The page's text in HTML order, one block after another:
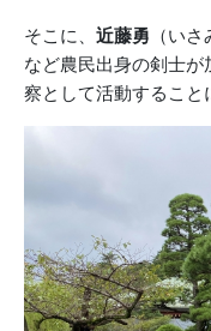
そこに、 近藤勇 （い
など農民出身の剣士
察として活動すること